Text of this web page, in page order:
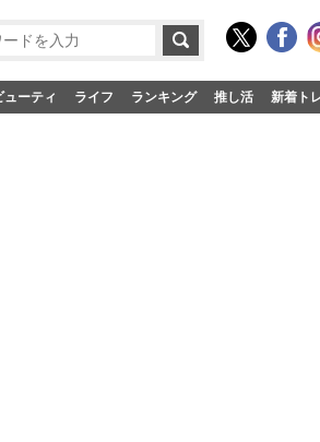
ューティ ライフ ランキング 推し活 新着ト